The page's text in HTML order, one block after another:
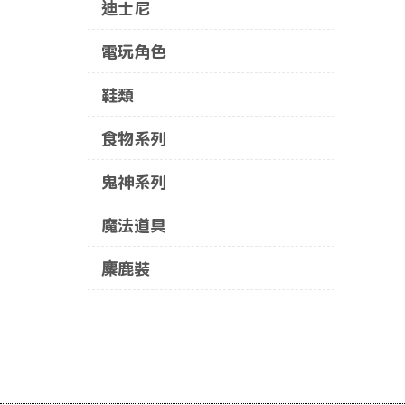
迪士尼
電玩角色
鞋類
食物系列
鬼神系列
魔法道具
麋鹿裝